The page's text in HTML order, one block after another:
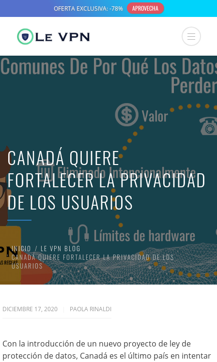
CANADÁ QUIERE
FORTALECER LA PRIVACIDAD
DE LOS USUARIOS
INICIO
LE VPN BLOG
CANADÁ QUIERE FORTALECER LA PRIVACIDAD DE LOS
USUARIOS
DICIEMBRE 17, 2020 PAOLA RINALDI
Con la introducción de un nuevo proyecto de ley de
protección de datos, Canadá es el último país en intentar